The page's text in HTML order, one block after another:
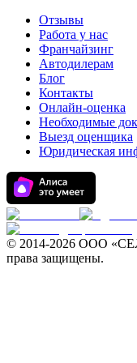
Отзывы
Работа у нас
Франчайзинг
Автодилерам
Блог
Контакты
Онлайн-оценка
Необходимые
Выезд оценщика
Юридическая
© 2014-2026 ООО
права защищены.